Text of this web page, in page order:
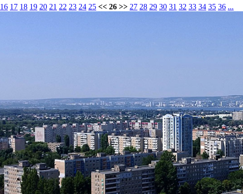
16 17 18 19 20 21 22 23 24 25 << 26 >> 27 28 29 30 31 32 33 34 35 36 ...